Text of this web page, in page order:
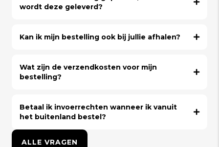
wordt deze geleverd?
Kan ik mijn bestelling ook bij jullie afhalen?
Wat zijn de verzendkosten voor mijn
bestelling?
Betaal ik invoerrechten wanneer ik vanuit
het buitenland bestel?
ALLE VRAGEN